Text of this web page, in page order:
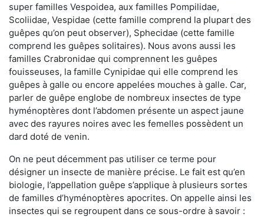
super familles Vespoidea, aux familles Pompilidae,
Scoliidae, Vespidae (cette famille comprend la plupart des
guêpes qu’on peut observer), Sphecidae (cette famille
comprend les guêpes solitaires). Nous avons aussi les
familles Crabronidae qui comprennent les guêpes
fouisseuses, la famille Cynipidae qui elle comprend les
guêpes à galle ou encore appelées mouches à galle. Car,
parler de guêpe englobe de nombreux insectes de type
hyménoptères dont l’abdomen présente un aspect jaune
avec des rayures noires avec les femelles possèdent un
dard doté de venin.
On ne peut décemment pas utiliser ce terme pour
désigner un insecte de manière précise. Le fait est qu’en
biologie, l’appellation guêpe s’applique à plusieurs sortes
de familles d’hyménoptères apocrites. On appelle ainsi les
insectes qui se regroupent dans ce sous-ordre à savoir :